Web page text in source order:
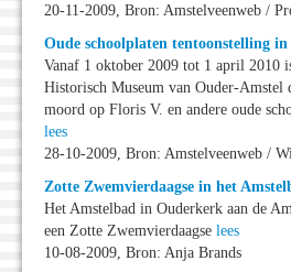
20-11-2009, Bron: Amstelveenweb /
Oude schoolplaten tentoonstelling
Vanaf 1 oktober 2009 tot 1 april 2010
Historisch Museum van Ouder-Amstel
moord op Floris V. en andere oude
lees
28-10-2009, Bron: Amstelveenweb /
Zotte Zwemvierdaagse in het
Het Amstelbad in Ouderkerk aan de
een Zotte Zwemvierdaagse lees
10-08-2009, Bron: Anja Brands